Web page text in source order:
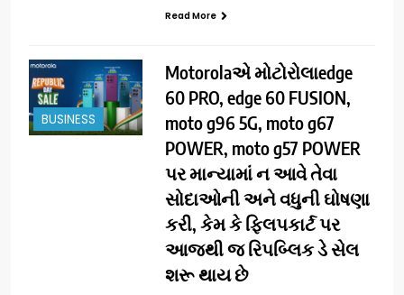
Read More
BUSINESS
Motorolaએ મોટોરોલાedge
60 PRO, edge 60 FUSION,
moto g96 5G, moto g67
POWER, moto g57 POWER
પર માન્યામાં ન આવે તેવા
સોદાઓની અને વધુની ઘોષણા
કરી, કેમ કે ફ્લિપકાર્ટ પર
આજથી જ રિપબ્લિક ડે સેલ
શરૂ થાય છે